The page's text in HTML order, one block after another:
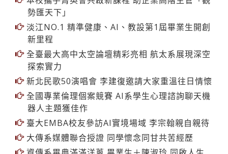
淡江NO.1 精準健康、AI、教設第1屆畢業生開創
新里程
全臺最大高中太空論壇精彩亮相 航太系展現深空
探索實力
新北民歌50演唱會 李建復邀請大家重溫往日情懷
全國專業倫理個案競賽 AI系學生心理諮詢聊天機
器人主題獲佳作
臺大EMBA校友參訪AI實境場域 李宗翰親自親待
大傳系媒體聯合授證 同學懷念同甘共苦經歷
資傳系畢典滿滿洋蔥 畢業生＋陳淑玲 同啟人生
新篇章